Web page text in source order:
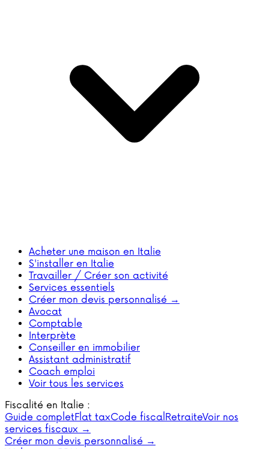
Acheter une maison en Italie
S'installer en Italie
Travailler / Créer son activité
Services essentiels
Créer mon devis personnalisé →
Avocat
Comptable
Interprète
Conseiller en immobilier
Assistant administratif
Coach emploi
Voir tous les services
Fiscalité en Italie :
Guide completFlat taxCode fiscalRetraiteVoir nos
services fiscaux →
Créer mon devis personnalisé →